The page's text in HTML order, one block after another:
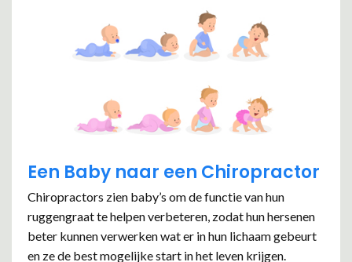
Een Baby naar een Chiropractor
Chiropractors zien baby’s om de functie van hun
ruggengraat te helpen verbeteren, zodat hun hersenen
beter kunnen verwerken wat er in hun lichaam gebeurt
en ze de best mogelijke start in het leven krijgen.